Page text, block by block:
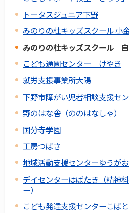
トータスジュニア下野
みのりの杜キッズスクール 小
みのりの杜キッズスクール
こども通園センター けやき
就労支援事業所大陽
下野市障がい児者相談支援セ
野のはな舎（ののはなしゃ）
国分寺学園
工房つばさ
地域活動支援センターゆうがお
デイセンターはばたき（精神
ー）
こども発達支援センターこば